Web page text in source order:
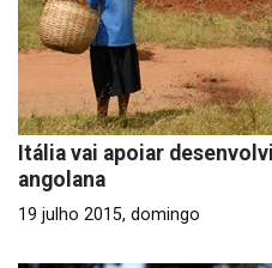
Itália vai apoiar
angolana
19 julho 2015, domingo